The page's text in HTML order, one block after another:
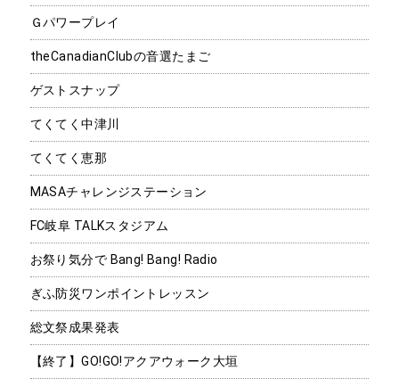
Ｇパワープレイ
theCanadianClubの音選たまご
ゲストスナップ
てくてく中津川
てくてく恵那
MASAチャレンジステーション
FC岐阜 TALKスタジアム
お祭り気分で Bang! Bang! Radio
ぎふ防災ワンポイントレッスン
総文祭成果発表
【終了】GO!GO!アクアウォーク大垣